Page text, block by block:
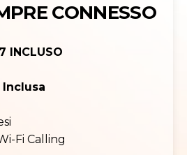
CONNESSO
INCLUSO
Inclusa
Fi Calling